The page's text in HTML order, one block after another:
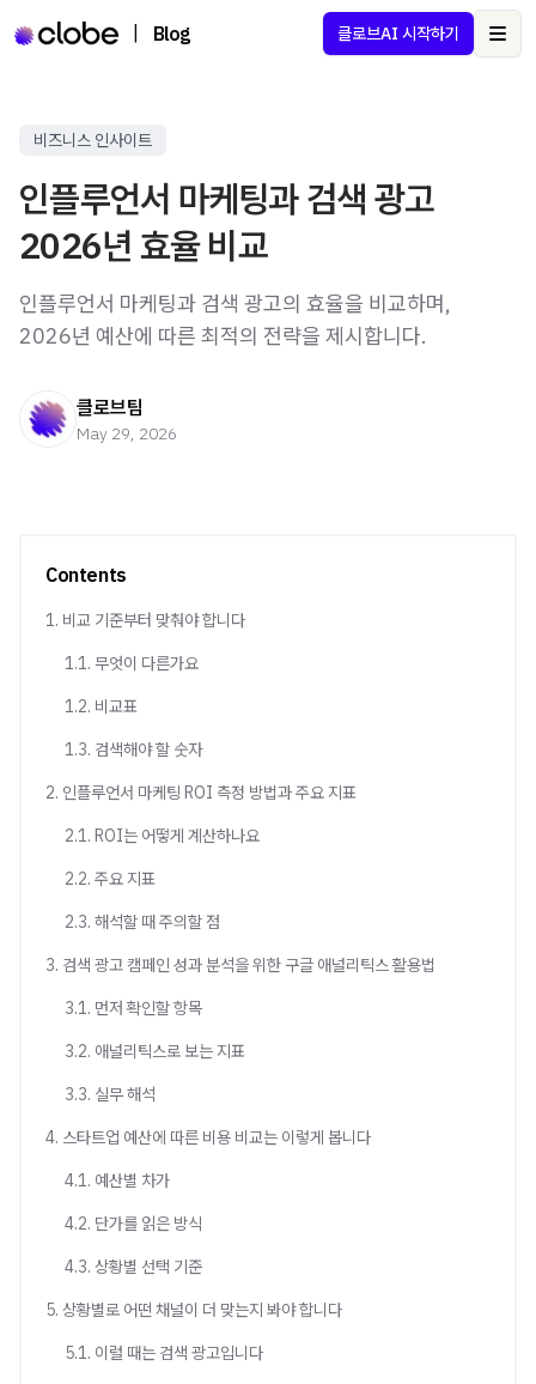
Blog 클로브AI 시작하기
비즈니스 인사이트
인플루언서 마케팅과 검색 광고
2026년 효율 비교
인플루언서 마케팅과 검색 광고의 효율을 비교하며,
2026년 예산에 따른 최적의 전략을 제시합니다.
클로브팀
May 29, 2026
Contents
1. 비교 기준부터 맞춰야 합니다
1.1. 무엇이 다른가요
1.2. 비교표
1.3. 검색해야 할 숫자
2. 인플루언서 마케팅 ROI 측정 방법과 주요 지표
2.1. ROI는 어떻게 계산하나요
2.2. 주요 지표
2.3. 해석할 때 주의할 점
3. 검색 광고 캠페인 성과 분석을 위한 구글 애널리틱스 활용법
3.1. 먼저 확인할 항목
3.2. 애널리틱스로 보는 지표
3.3. 실무 해석
4. 스타트업 예산에 따른 비용 비교는 이렇게 봅니다
4.1. 예산별 차가
4.2. 단가를 읽은 방식
4.3. 상황별 선택 기준
5. 상황별로 어떤 채널이 더 맞는지 봐야 합니다
5.1. 이럴 때는 검색 광고입니다